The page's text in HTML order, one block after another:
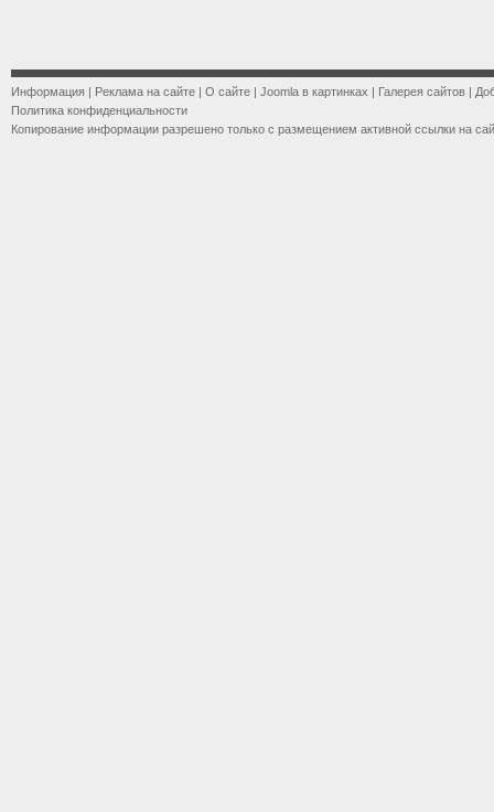
Информация | Реклама на сайте | О сайте | Joomla в картинках | Галерея сайтов |
Политика конфиденциальности
Копирование информации разрешено только с размещением активной ссылки на